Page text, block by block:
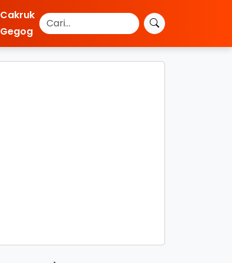
Cakruk
Gegog